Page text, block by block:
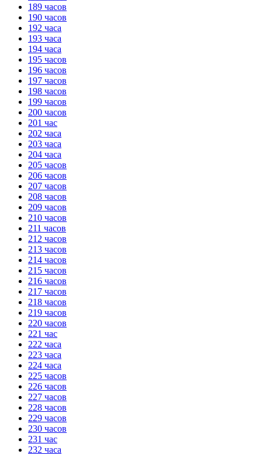
189 часов
190 часов
192 часа
193 часа
194 часа
195 часов
196 часов
197 часов
198 часов
199 часов
200 часов
201 час
202 часа
203 часа
204 часа
205 часов
206 часов
207 часов
208 часов
209 часов
210 часов
211 часов
212 часов
213 часов
214 часов
215 часов
216 часов
217 часов
218 часов
219 часов
220 часов
221 час
222 часа
223 часа
224 часа
225 часов
226 часов
227 часов
228 часов
229 часов
230 часов
231 час
232 часа